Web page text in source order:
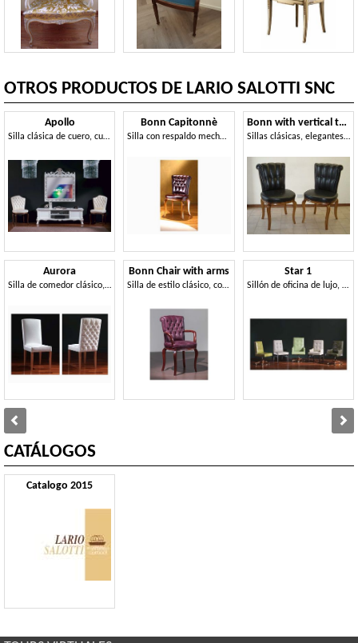
OTROS PRODUCTOS DE LARIO SALOTTI SNC
Apollo
Silla clásica de cuero, cubierta personalizable
Aurora
Silla de comedor clásico, con capitonné en el dorso
Bonn Capitonnè
Silla con respaldo mechones, para los comedores
Bonn Chair with arms
Silla de estilo clásico, con brazos, para Hotel
Bonn with vertical trimmings
Sillas clásicas, elegantes y confortables
Star 1
Sillón de oficina de lujo, con un estilo clásico
CATÁLOGOS
Catalogo 2015